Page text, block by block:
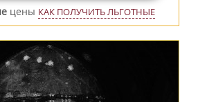
цены КАК ПОЛУЧИТЬ ЛЬГОТНЫЕ